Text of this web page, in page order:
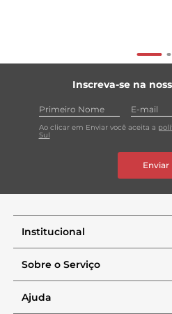
Inscreva-se na
Ao clicar em Enviar você aceita a
Sul
Enviar
Institucional
Sobre o Serviço
Ajuda